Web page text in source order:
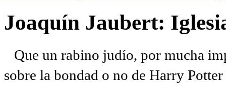
Joaquín Jaubert:
Que un rabino judío, por mucha
sobre la bondad o no de Harry